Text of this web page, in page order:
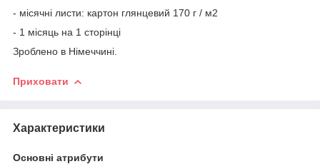
- місячні листи: картон глянцевий 170 г / м2
- 1 місяць на 1 сторінці
Зроблено в Німеччині.
Приховати
Характеристики
Основні атрибути